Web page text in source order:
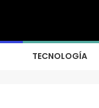
TECNOLOGÍA